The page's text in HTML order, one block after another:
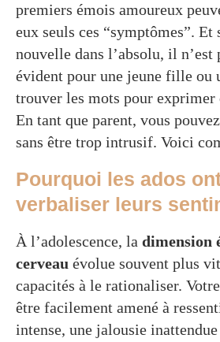
premiers émois amoureux
eux seuls ces “symptômes”. Et
nouvelle dans l’absolu, il n’est
évident pour une jeune fille ou
trouver les mots pour exprimer
En tant que parent, vous
sans être trop intrusif. Voici
Pourquoi les ados
verbaliser leurs
À l’adolescence, la dimension
cerveau évolue souvent plus
capacités à le rationaliser.
être facilement amené à
intense, une jalousie